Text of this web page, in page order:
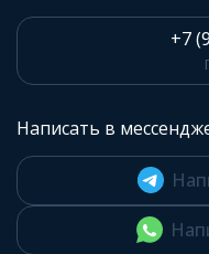
+7
Написать в